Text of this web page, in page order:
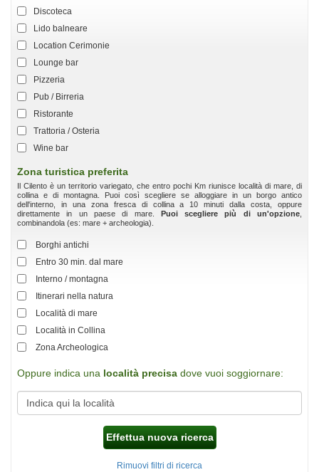
Discoteca
Lido balneare
Location Cerimonie
Lounge bar
Pizzeria
Pub / Birreria
Ristorante
Trattoria / Osteria
Wine bar
Zona turistica preferita
Il Cilento è un territorio variegato, che entro pochi Km riunisce località di mare, di
collina e di montagna. Puoi così scegliere se alloggiare in un borgo antico
dell'interno, in una zona fresca di collina a 10 minuti dalla costa, oppure
direttamente in un paese di mare. Puoi scegliere più di un'opzione
combinandola (es: mare + archeologia).
Borghi antichi
Entro 30 min. dal mare
Interno / montagna
Itinerari nella natura
Località di mare
Località in Collina
Zona Archeologica
Oppure indica una località precisa dove vuoi soggiornare:
Effettua nuova ricerca
Rimuovi filtri di ricerca